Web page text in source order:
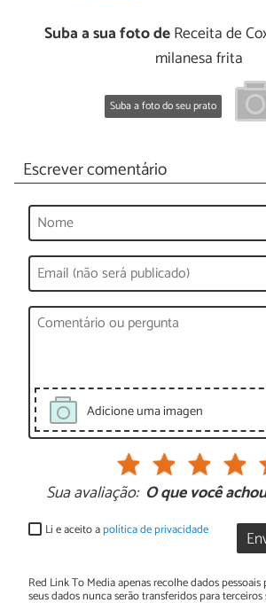
Suba a sua foto deReceita de
milanesa frita
Suba a foto do seu prato
Escrever comentário
Adicione uma imagen
Sua avaliação: O que você
Li e aceito apolítica de privacidade
Red Link To Media apenas recolhe dados
seus dados nunca serão transferidos para terceiros